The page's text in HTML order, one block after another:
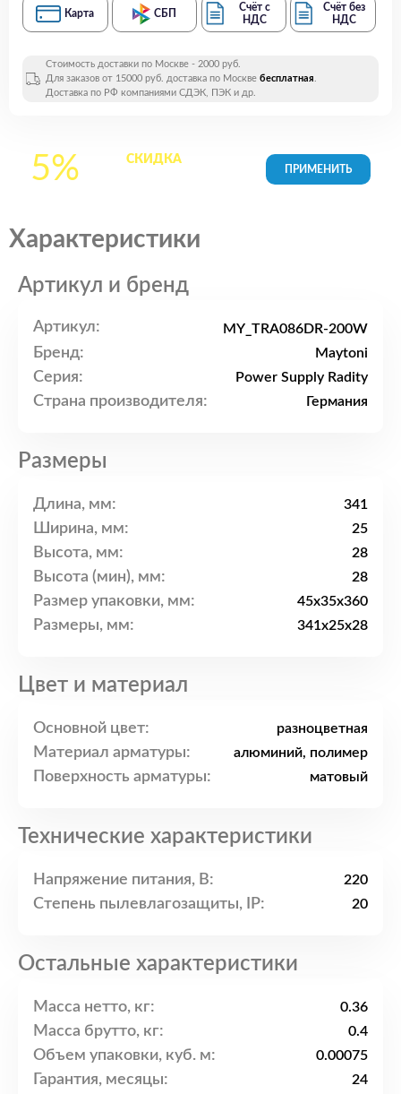
Карта СБП
Счёт с
НДС
Счёт без
НДС
Стоимость доставки по Москве - 2000 руб.
Для заказов от 15000 руб. доставка по Москве бесплатная.
Доставка по РФ компаниями СДЭК, ПЭК и др.
5% СКИДКАна все
Характеристики
Артикул и бренд
Артикул: MY_TRA086DR-200W
Бренд: Maytoni
Серия: Power Supply Radity
Страна производителя: Германия
Размеры
Длина, мм: 341
Ширина, мм: 25
Высота, мм: 28
Высота (мин), мм: 28
Размер упаковки, мм: 45x35x360
Размеры, мм: 341x25x28
Цвет и материал
Основной цвет: разноцветная
Материал арматуры: алюминий, полимер
Поверхность арматуры: матовый
Технические характеристики
Напряжение питания, В: 220
Степень пылевлагозащиты, IP: 20
Остальные характеристики
Масса нетто, кг: 0.36
Масса брутто, кг: 0.4
Объем упаковки, куб. м: 0.00075
Гарантия, месяцы: 24